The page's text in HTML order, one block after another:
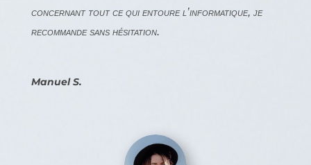
concernant tout ce qui entoure l’informatique, je
recommande sans hésitation.
Manuel S.